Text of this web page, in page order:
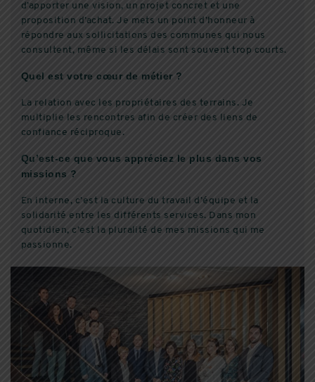
d’apporter une vision, un projet concret et une
proposition d’achat. Je mets un point d’honneur à
répondre aux sollicitations des communes qui nous
consultent, même si les délais sont souvent trop courts.
Quel est votre cœur de métier ?
La relation avec les propriétaires des terrains. Je
multiplie les rencontres afin de créer des liens de
confiance réciproque.
Qu’est-ce que vous appréciez le plus dans vos
missions ?
En interne, c’est la culture du travail d’équipe et la
solidarité entre les différents services. Dans mon
quotidien, c’est la pluralité de mes missions qui me
passionne.